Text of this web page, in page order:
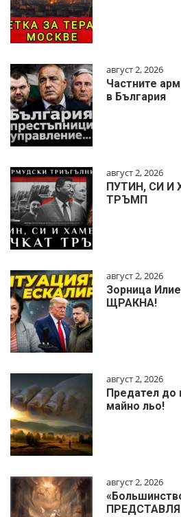
август 2, 2026
Частните
в България
август 2, 2026
ПУТИН, СИ И
ТРЪМП
август 2, 2026
Зорница
ЩРАКНА!
август 2, 2026
Предател до
майно льо!
август 2, 2026